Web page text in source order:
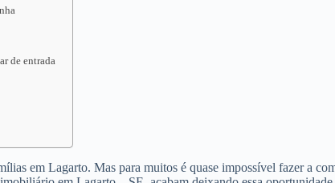
de entrada
em Lagarto. Mas para muitos é quase impossível fazer a